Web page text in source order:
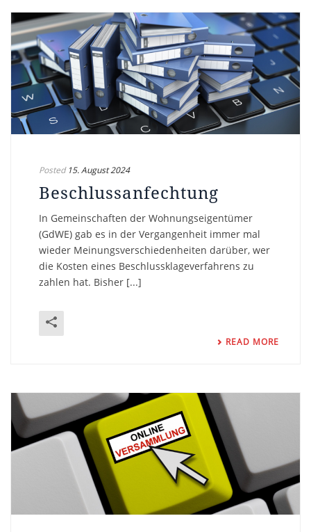
Posted 15. August 2024
Beschlussanfechtung
In Gemeinschaften der Wohnungseigentümer
(GdWE) gab es in der Vergangenheit immer mal
wieder Meinungsverschiedenheiten darüber, wer
die Kosten eines Beschlussklageverfahrens zu
zahlen hat. Bisher [...]
READ MORE